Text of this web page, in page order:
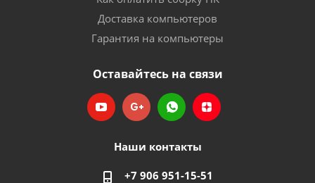
Доставка компьютеров
Гарантия на компьютеры
Оставайтесь на связи
Наши контакты
+7 906 951-15-51